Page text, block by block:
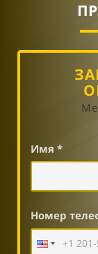
Имя *
Номер